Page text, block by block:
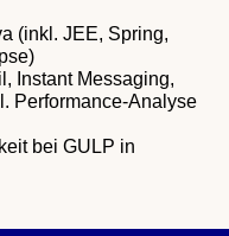
(inkl. JEE, Spring,
Instant Messaging,
Performance-Analyse
bei GULP in